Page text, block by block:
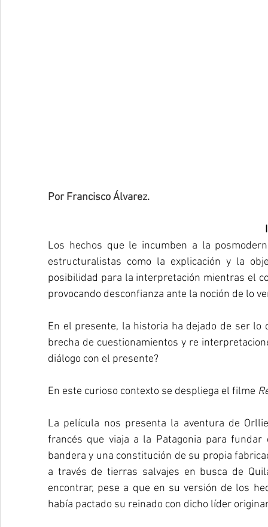
Por Francisco Álvarez.
I
Los hechos que le incumben a la
estructuralistas como la explicación y la
posibilidad para la interpretación mientras el
provocando desconfianza ante la noción de lo
En el presente, la historia ha dejado de ser
brecha de cuestionamientos y re
diálogo con el presente?
En este curioso contexto se despliega el filme
La película nos presenta la aventura de
francés que viaja a la Patagonia para
bandera y una constitución de su propia
a través de tierras salvajes en busca de
encontrar, pese a que en su versión de los
había pactado su reinado con dicho líder